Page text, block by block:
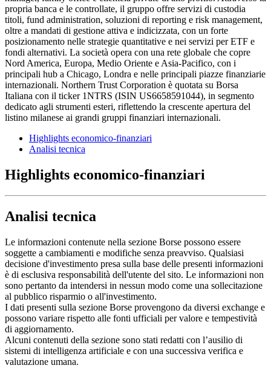
propria banca e le controllate, il gruppo offre servizi di custodia
titoli, fund administration, soluzioni di reporting e risk management,
oltre a mandati di gestione attiva e indicizzata, con un forte
posizionamento nelle strategie quantitative e nei servizi per ETF e
fondi alternativi. La società opera con una rete globale che copre
Nord America, Europa, Medio Oriente e Asia-Pacifico, con i
principali hub a Chicago, Londra e nelle principali piazze finanziarie
internazionali. Northern Trust Corporation è quotata su Borsa
Italiana con il ticker 1NTRS (ISIN US6658591044), in segmento
dedicato agli strumenti esteri, riflettendo la crescente apertura del
listino milanese ai grandi gruppi finanziari internazionali.
Highlights economico-finanziari
Analisi tecnica
Highlights economico-finanziari
Analisi tecnica
Le informazioni contenute nella sezione Borse possono essere
soggette a cambiamenti e modifiche senza preavviso. Qualsiasi
decisione d'investimento presa sulla base delle presenti informazioni
è di esclusiva responsabilità dell'utente del sito. Le informazioni non
sono pertanto da intendersi in nessun modo come una sollecitazione
al pubblico risparmio o all'investimento.
I dati presenti sulla sezione Borse provengono da diversi exchange e
possono variare rispetto alle fonti ufficiali per valore e tempestività
di aggiornamento.
Alcuni contenuti della sezione sono stati redatti con l’ausilio di
sistemi di intelligenza artificiale e con una successiva verifica e
valutazione umana.